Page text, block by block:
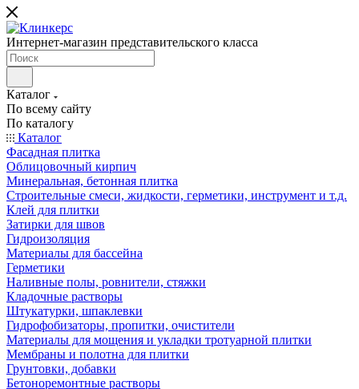
Интернет-магазин представительского класса
Каталог
По всему сайту
По каталогу
Каталог
Фасадная плитка
Облицовочный кирпич
Минеральная, бетонная плитка
Строительные смеси, жидкости, герметики, инструмент и т.д.
Клей для плитки
Затирки для швов
Гидроизоляция
Материалы для бассейна
Герметики
Наливные полы, ровнители, стяжки
Кладочные растворы
Штукатурки, шпаклевки
Гидрофобизаторы, пропитки, очистители
Материалы для мощения и укладки тротуарной плитки
Мембраны и полотна для плитки
Грунтовки, добавки
Бетоноремонтные растворы